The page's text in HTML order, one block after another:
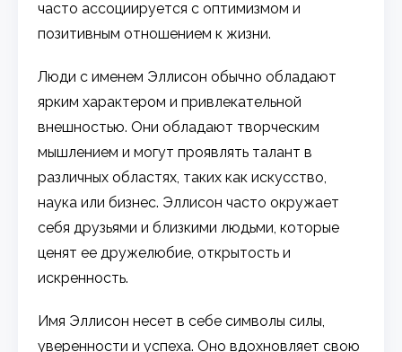
часто ассоциируется с оптимизмом и
позитивным отношением к жизни.
Люди с именем Эллисон обычно обладают
ярким характером и привлекательной
внешностью. Они обладают творческим
мышлением и могут проявлять талант в
различных областях, таких как искусство,
наука или бизнес. Эллисон часто окружает
себя друзьями и близкими людьми, которые
ценят ее дружелюбие, открытость и
искренность.
Имя Эллисон несет в себе символы силы,
уверенности и успеха. Оно вдохновляет свою